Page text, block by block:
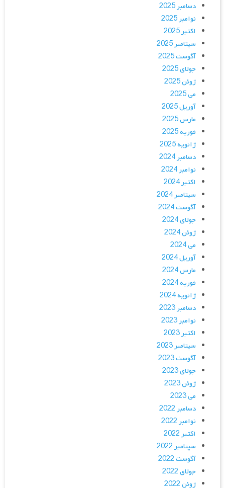
دسامبر 2025
نوامبر 2025
اکتبر 2025
سپتامبر 2025
آگوست 2025
جولای 2025
ژوئن 2025
می 2025
آوریل 2025
مارس 2025
فوریه 2025
ژانویه 2025
دسامبر 2024
نوامبر 2024
اکتبر 2024
سپتامبر 2024
آگوست 2024
جولای 2024
ژوئن 2024
می 2024
آوریل 2024
مارس 2024
فوریه 2024
ژانویه 2024
دسامبر 2023
نوامبر 2023
اکتبر 2023
سپتامبر 2023
آگوست 2023
جولای 2023
ژوئن 2023
می 2023
دسامبر 2022
نوامبر 2022
اکتبر 2022
سپتامبر 2022
آگوست 2022
جولای 2022
ژوئن 2022